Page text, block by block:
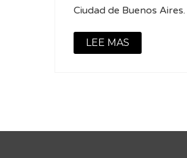
Ciudad de Buenos Aires.
LEE MAS